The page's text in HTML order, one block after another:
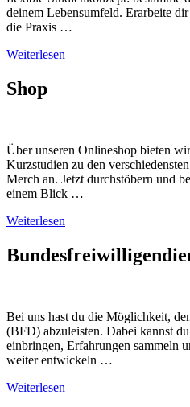
deinem Lebensumfeld. Erarbeite
die Praxis …
Weiterlesen
Shop
Über unseren Onlineshop bieten
Kurzstudien zu den
Merch an. Jetzt durchstöbern und
einem Blick …
Weiterlesen
Bei uns hast du die Möglichkeit,
(BFD) abzuleisten. Dabei kannst
einbringen, Erfahrungen sammeln
weiter entwickeln …
Weiterlesen